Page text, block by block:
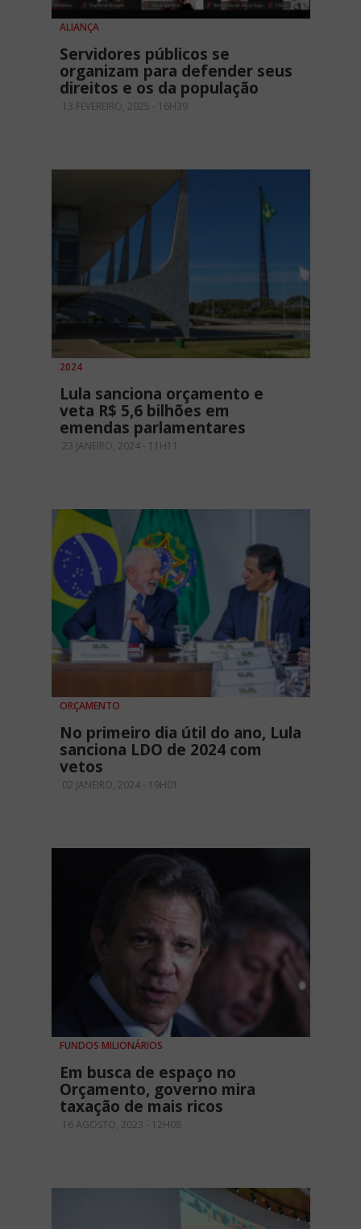
ALIANÇA
Servidores públicos se
organizam para defender seus
direitos e os da população
13 FEVEREIRO, 2025 - 16H39
2024
Lula sanciona orçamento e
veta R$ 5,6 bilhões em
emendas parlamentares
23 JANEIRO, 2024 - 11H11
ORÇAMENTO
No primeiro dia útil do ano, Lula
sanciona LDO de 2024 com
vetos
02 JANEIRO, 2024 - 19H01
FUNDOS MILIONÁRIOS
Em busca de espaço no
Orçamento, governo mira
taxação de mais ricos
16 AGOSTO, 2023 - 12H08